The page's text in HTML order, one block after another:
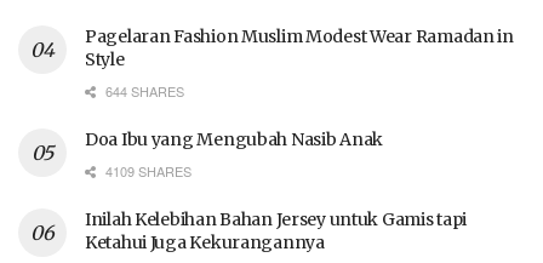
Pagelaran Fashion Muslim Modest Wear Ramadan in
Style
644 SHARES
Doa Ibu yang Mengubah Nasib Anak
4109 SHARES
Inilah Kelebihan Bahan Jersey untuk Gamis tapi
Ketahui Juga Kekurangannya